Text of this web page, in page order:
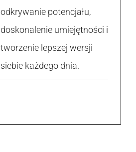
odkrywanie potencjału,
doskonalenie umiejętności i
tworzenie lepszej wersji
siebie każdego dnia.